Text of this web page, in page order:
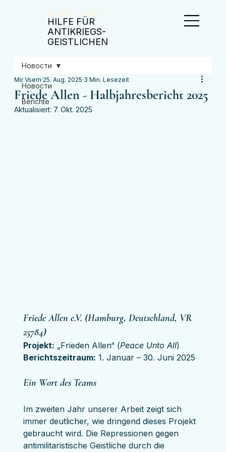
FRIEDE ALLEN
​HILFE FÜR
ANTIKRIEGS-
GEISTLICHEN
Новости
Berichte
Новости
Friede Allen - Halbjahresbericht 2025
Mir Vsem 25. Aug. 2025 3 Min. Lesezeit
Aktualisiert: 7. Okt. 2025
Friede Allen e.V. (Hamburg, Deutschland, VR
25784)
Projekt: „Frieden Allen“ (Peace Unto All)
Berichtszeitraum: 1. Januar – 30. Juni 2025
Ein Wort des Teams
Im zweiten Jahr unserer Arbeit zeigt sich
immer deutlicher, wie dringend dieses Projekt
gebraucht wird. Die Repressionen gegen
antimilitaristische Geistliche durch die